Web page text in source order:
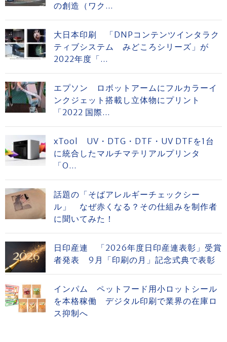
の創造（ワク...
大日本印刷 「DNPコンテンツインタラク
ティブシステム みどころシリーズ」が
2022年度「...
エプソン ロボットアームにフルカラーイ
ンクジェット搭載し立体物にプリント
「2022 国際...
xTool UV・DTG・DTF・UV DTFを1台
に統合したマルチマテリアルプリンタ
「O...
話題の「そばアレルギーチェックシー
ル」 なぜ赤くなる？その仕組みを制作者
に聞いてみた！
日印産連 「2026年度日印産連表彰」受賞
者発表 9月「印刷の月」記念式典で表彰
インパム ペットフード用小ロットシール
を本格稼働 デジタル印刷で業界の在庫ロ
ス抑制へ